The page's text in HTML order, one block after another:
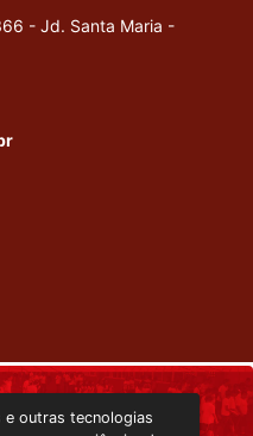
- Jd. Santa Maria -
LINE
e outras tecnologias